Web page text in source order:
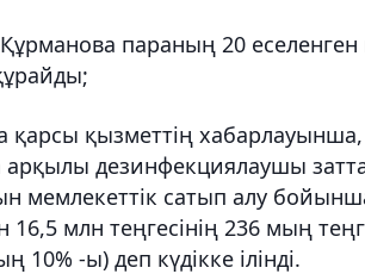
параның 20
қызметтің
арқылы дезинфекциялаушы
мемлекеттік сатып алу
16,5 млн теңгесінің 236 мың
10% -ы) деп күдікке ілінді.